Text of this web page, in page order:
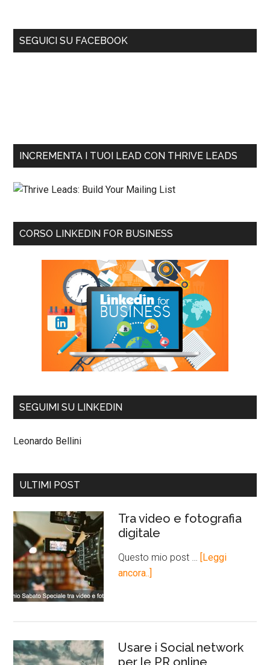
SEGUICI SU FACEBOOK
INCREMENTA I TUOI LEAD CON THRIVE LEADS
CORSO LINKEDIN FOR BUSINESS
SEGUIMI SU LINKEDIN
Leonardo Bellini
ULTIMI POST
Tra video e fotografia
digitale
Questo mio post …
[Leggi
ancora..]
Usare i Social network
per le PR online